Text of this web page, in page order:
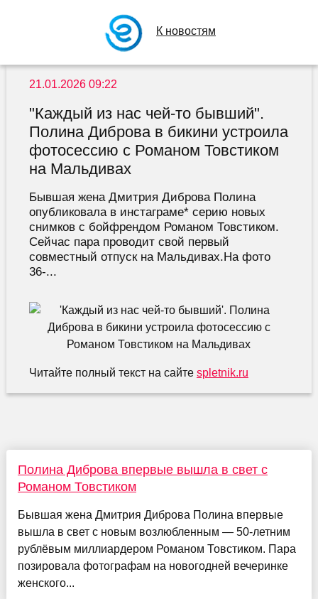
К новостям
21.01.2026 09:22
"Каждый из нас чей-то бывший".
Полина Диброва в бикини устроила
фотосессию с Романом Товстиком
на Мальдивах
Бывшая жена Дмитрия Диброва Полина
опубликовала в инстаграме* серию новых
снимков с бойфрендом Романом Товстиком.
Сейчас пара проводит свой первый
совместный отпуск на Мальдивах.На фото
36-...
Читайте полный текст на сайте spletnik.ru
Полина Диброва впервые вышла в свет с
Романом Товстиком
Бывшая жена Дмитрия Диброва Полина впервые
вышла в свет с новым возлюбленным — 50-летним
рублёвым миллиардером Романом Товстиком. Пара
позировала фотографам на новогодней вечеринке
женского...